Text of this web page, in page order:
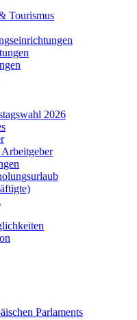
Tourismus
2026
Arbeitgeber
Parlaments